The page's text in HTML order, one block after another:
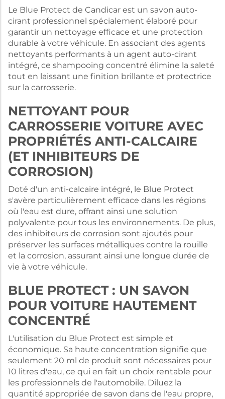
Le Blue Protect de Candicar est un savon auto-
cirant professionnel spécialement élaboré pour
garantir un nettoyage efficace et une protection
durable à votre véhicule. En associant des agents
nettoyants performants à un agent auto-cirant
intégré, ce shampooing concentré élimine la saleté
tout en laissant une finition brillante et protectrice
sur la carrosserie.
NETTOYANT POUR
CARROSSERIE VOITURE AVEC
PROPRIÉTÉS ANTI-CALCAIRE
(ET INHIBITEURS DE
CORROSION)
Doté d'un anti-calcaire intégré, le Blue Protect
s'avère particulièrement efficace dans les régions
où l'eau est dure, offrant ainsi une solution
polyvalente pour tous les environnements. De plus,
des inhibiteurs de corrosion sont ajoutés pour
préserver les surfaces métalliques contre la rouille
et la corrosion, assurant ainsi une longue durée de
vie à votre véhicule.
BLUE PROTECT : UN SAVON
POUR VOITURE HAUTEMENT
CONCENTRÉ
L'utilisation du Blue Protect est simple et
économique. Sa haute concentration signifie que
seulement 20 ml de produit sont nécessaires pour
10 litres d'eau, ce qui en fait un choix rentable pour
les professionnels de l'automobile. Diluez la
quantité appropriée de savon dans de l'eau propre,